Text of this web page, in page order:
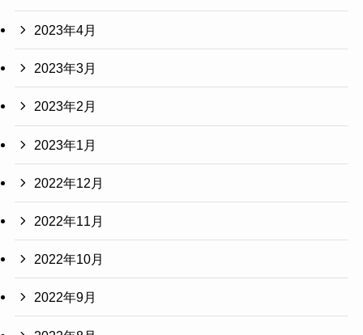
2023年4月
2023年3月
2023年2月
2023年1月
2022年12月
2022年11月
2022年10月
2022年9月